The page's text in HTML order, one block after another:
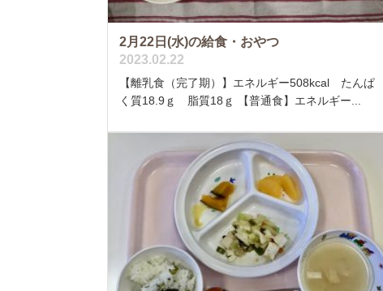
2月22日(水)の給食・おやつ
2023.02.22
【離乳食（完了期）】エネルギー508kcal たんぱ
く質18.9ｇ 脂質18ｇ 【普通食】エネルギー...